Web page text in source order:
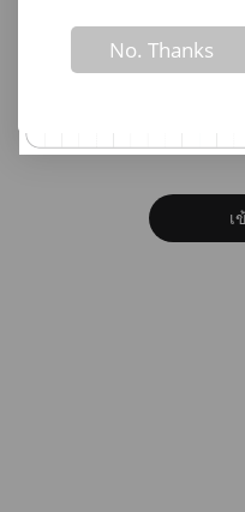
!
No. Thanks
รหัสผ่าน